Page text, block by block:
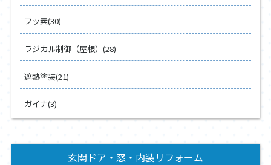
フッ素(30)
ラジカル制御（屋根）(28)
遮熱塗装(21)
ガイナ(3)
玄関ドア・窓・内装リフォーム